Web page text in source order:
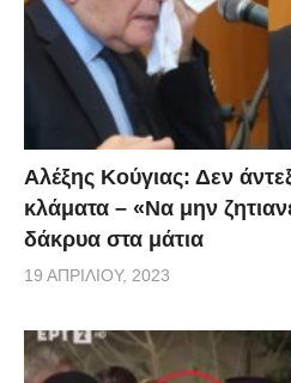
αυτοκίνητο
τραυματισμό του Ελβετού
Αλέξης Κούγιας: Δεν
κλάματα – «Να μην
δάκρυα στα μάτια
19 ΑΠΡΙΛΊΟΥ, 2023